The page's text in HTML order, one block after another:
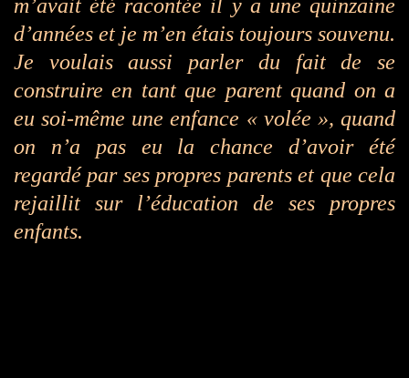
m’avait été racontée il y a une quinzaine
d’années et je m’en étais toujours souvenu.
Je voulais aussi parler du fait de se
construire en tant que parent quand on a
eu soi-même une enfance « volée », quand
on n’a pas eu la chance d’avoir été
regardé par ses propres parents et que cela
rejaillit sur l’éducation de ses propres
enfants.